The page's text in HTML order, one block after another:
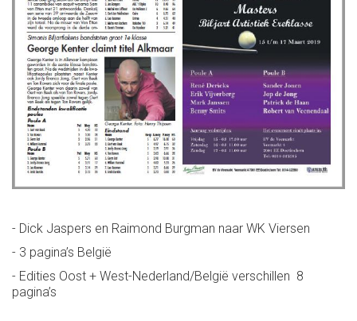
- Dick Jaspers en Raimond Burgman naar WK Viersen
- 3 pagina’s België
- Edities Oost + West-Nederland/België verschillen 8
pagina’s